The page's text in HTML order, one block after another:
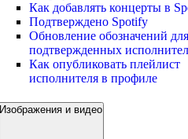
Как добавлять концерты в
Подтверждено Spotify
Обновление обозначений для
подтвержденных
Как опубликовать плейлист
исполнителя в профиле
Изображения и видео